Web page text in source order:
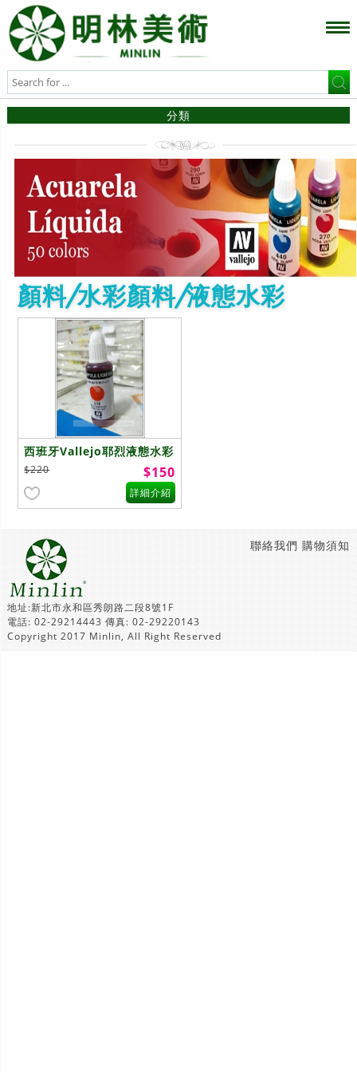
分類
顏料/水彩顏料/液態水彩
西班牙Vallejo耶烈液態水彩
Liquid Watercolor 50色~
單品
$220 $150
詳細介紹
購物須知
聯絡我們
地址:新北市永和區秀朗路二段8號1F
電話: 02-29214443 傳真: 02-29220143
Copyright 2017 Minlin, All Right Reserved